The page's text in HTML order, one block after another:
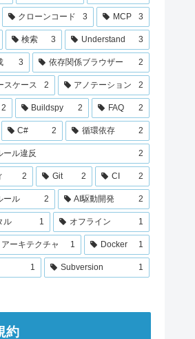
クローンコード 3 MCP 3
検索 3 Understand 3
3 依存関係ブラウザー 2
スケース 2 アノテーション 2
2 Buildspy 2 FAQ 2
C# 2 循環依存 2
ール違反 2
2 Git 2 CI 2
ール 2 AI駆動開発 2
ル 1 オフライン 1
アーキテクチャ 1 Docker 1
1 Subversion 1
約